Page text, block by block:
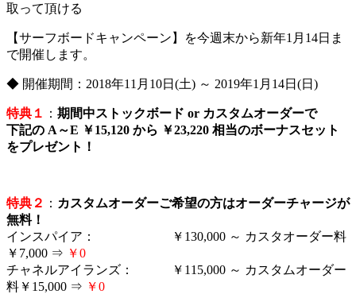
取って頂ける
【サーフボードキャンペーン】を今週末から新年1月14日ま
で開催します。
◆ 開催期間：2018年11月10日(土) ～ 2019年1月14日(日)
特典１ ： 期間中ストックボード or カスタムオーダーで
下記の A～E ￥15,120 から ￥23,220 相当のボーナスセット
をプレゼント！
特典２ ： カスタムオーダーご希望の方はオーダーチャージが
無料！
インスパイア： ￥130,000 ～ カスタオーダー料
￥7,000 ⇒ ￥0
チャネルアイランズ： ￥115,000 ～ カスタムオーダー
料￥15,000 ⇒ ￥0